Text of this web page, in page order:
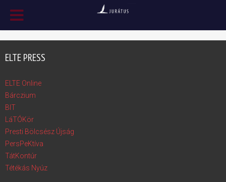
ELTE PRESS
ELTE Online
Bárczium
BIT
LáTÓKör
Presti Bölcsész Újság
PersPeKtíva
TátKontúr
Tétékás Nyúz